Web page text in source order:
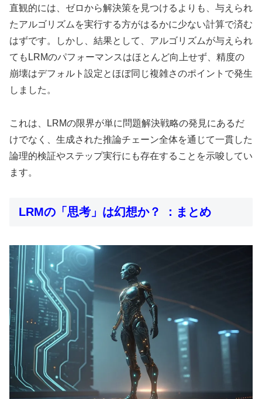
直観的には、ゼロから解決策を見つけるよりも、与えられ
たアルゴリズムを実行する方がはるかに少ない計算で済む
はずです。しかし、結果として、アルゴリズムが与えられ
てもLRMのパフォーマンスはほとんど向上せず、精度の
崩壊はデフォルト設定とほぼ同じ複雑さのポイントで発生
しました。
これは、LRMの限界が単に問題解決戦略の発見にあるだ
けでなく、生成された推論チェーン全体を通じて一貫した
論理的検証やステップ実行にも存在することを示唆してい
ます。
LRMの「思考」は幻想か？ ：まとめ